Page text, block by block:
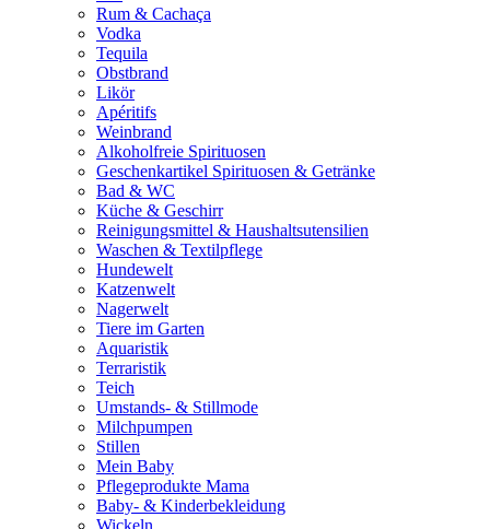
Rum & Cachaça
Vodka
Tequila
Obstbrand
Likör
Apéritifs
Weinbrand
Alkoholfreie Spirituosen
Geschenkartikel Spirituosen & Getränke
Bad & WC
Küche & Geschirr
Reinigungsmittel & Haushaltsutensilien
Waschen & Textilpflege
Hundewelt
Katzenwelt
Nagerwelt
Tiere im Garten
Aquaristik
Terraristik
Teich
Umstands- & Stillmode
Milchpumpen
Stillen
Mein Baby
Pflegeprodukte Mama
Baby- & Kinderbekleidung
Wickeln